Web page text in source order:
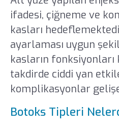
ifadesi, çiğneme ve
kasları
ayarlaması uygun
kasların fonksiyonları
takdirde ciddi yan
komplikasyonlar
Botoks Tipleri